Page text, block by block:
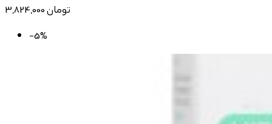
3,824,000 تومان
-5%